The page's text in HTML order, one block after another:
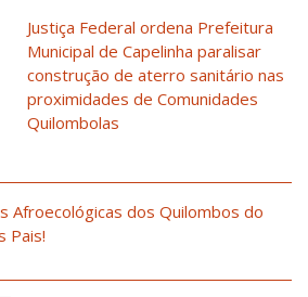
Justiça Federal ordena Prefeitura
Municipal de Capelinha paralisar
construção de aterro sanitário nas
proximidades de Comunidades
Quilombolas
Afroecológicas dos Quilombos do
Pais!